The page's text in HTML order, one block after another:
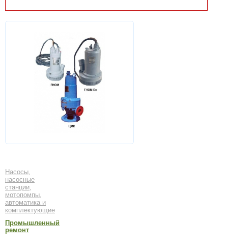
Насосы,
насосные
станции,
мотопомпы,
автоматика и
комплектующие
Промышленный
ремонт